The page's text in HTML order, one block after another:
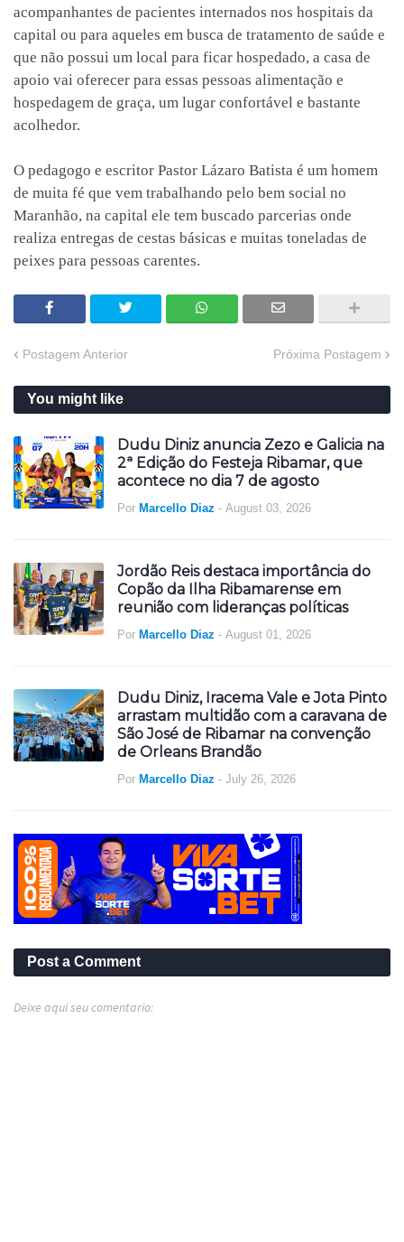
acompanhantes de pacientes internados nos hospitais da
capital ou para aqueles em busca de tratamento de saúde e
que não possui um local para ficar hospedado, a casa de
apoio vai oferecer para essas pessoas alimentação e
hospedagem de graça, um lugar confortável e bastante
acolhedor.
O pedagogo e escritor Pastor Lázaro Batista é um homem
de muita fé que vem trabalhando pelo bem social no
Maranhão, na capital ele tem buscado parcerias onde
realiza entregas de cestas básicas e muitas toneladas de
peixes para pessoas carentes.
Postagem Anterior Próxima Postagem
You might like
Dudu Diniz anuncia Zezo e Galicia na
2ª Edição do Festeja Ribamar, que
acontece no dia 7 de agosto
Por Marcello Diaz - August 03, 2026
Jordão Reis destaca importância do
Copão da Ilha Ribamarense em
reunião com lideranças políticas
Por Marcello Diaz - August 01, 2026
Dudu Diniz, Iracema Vale e Jota Pinto
arrastam multidão com a caravana de
São José de Ribamar na convenção
de Orleans Brandão
Por Marcello Diaz - July 26, 2026
Post a Comment
Deixe aqui seu comentario: